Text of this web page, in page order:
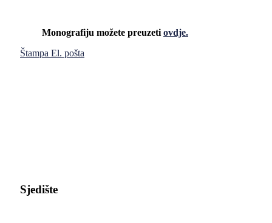
Monografiju možete preuzeti ovdje.
Štampa El. pošta
Sjedište